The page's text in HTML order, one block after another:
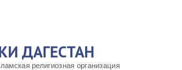
ДАГЕСТАН
религиозная организация